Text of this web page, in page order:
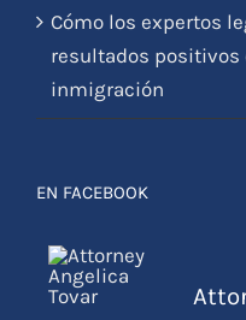
Cómo los expertos
resultados positivos
inmigración
EN FACEBOOK